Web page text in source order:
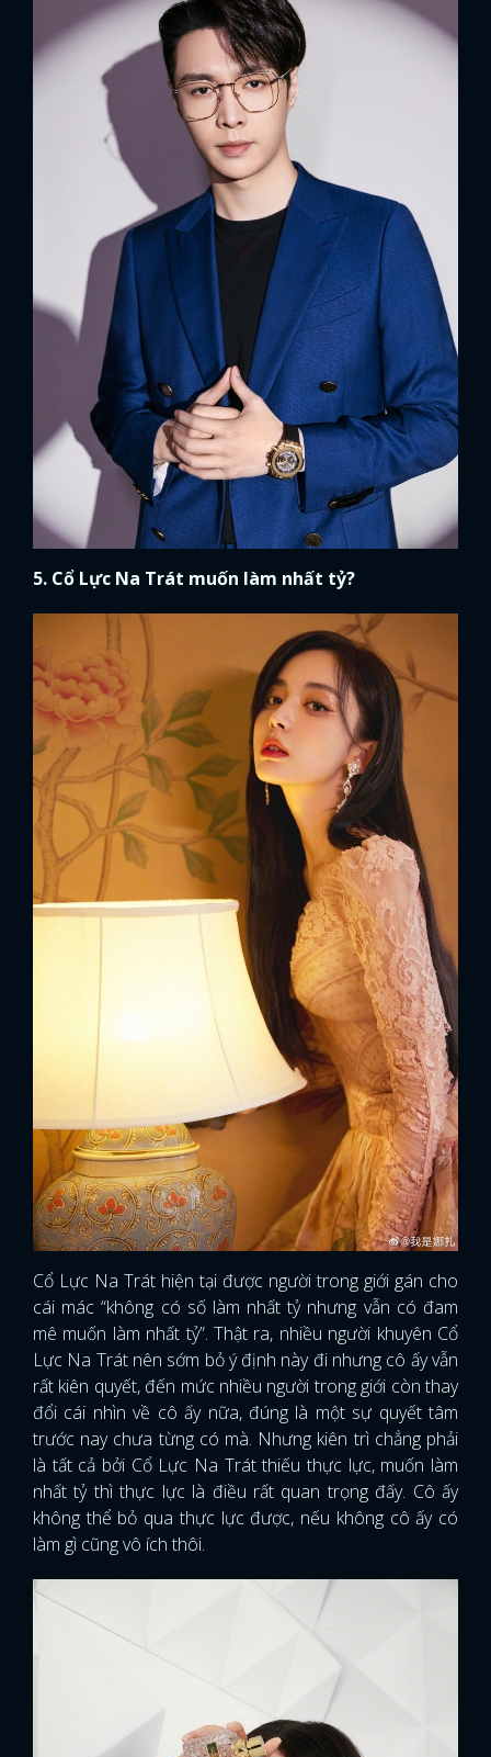
FACEBOOK
5. Cổ Lực Na Trát muốn làm nhất tỷ?
Cổ Lực Na Trát hiện tại được người trong giới gán cho
cái mác “không có số làm nhất tỷ nhưng vẫn có đam
mê muốn làm nhất tỷ”. Thật ra, nhiều người khuyên Cổ
Lực Na Trát nên sớm bỏ ý định này đi nhưng cô ấy vẫn
rất kiên quyết, đến mức nhiều người trong giới còn thay
đổi cái nhìn về cô ấy nữa, đúng là một sự quyết tâm
trước nay chưa từng có mà. Nhưng kiên trì chẳng phải
là tất cả bởi Cổ Lực Na Trát thiếu thực lực, muốn làm
nhất tỷ thì thực lực là điều rất quan trọng đấy. Cô ấy
không thể bỏ qua thực lực được, nếu không cô ấy có
làm gì cũng vô ích thôi.